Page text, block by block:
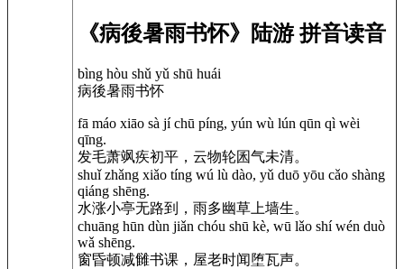
《病後暑雨书怀》陆游 拼音读音
bìng hòu shǔ yǔ shū huái
病後暑雨书怀
fā máo xiāo sà jí chū píng, yún wù lún qūn qì wèi
qīng.
发毛萧飒疾初平，云物轮囷气未清。
shuǐ zhǎng xiǎo tíng wú lù dào, yǔ duō yōu cǎo shàng
qiáng shēng.
水涨小亭无路到，雨多幽草上墙生。
chuāng hūn dùn jiǎn chóu shū kè, wū lǎo shí wén duò
wǎ shēng.
窗昏顿减雠书课，屋老时闻堕瓦声。